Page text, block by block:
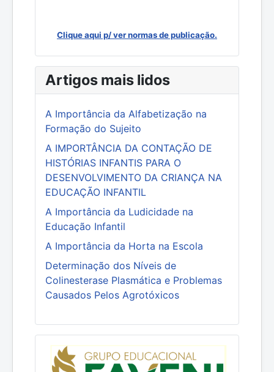
Clique aqui p/ ver normas de publicação.
Artigos mais lidos
A Importância da Alfabetização na
Formação do Sujeito
A IMPORTÂNCIA DA CONTAÇÃO DE
HISTÓRIAS INFANTIS PARA O
DESENVOLVIMENTO DA CRIANÇA NA
EDUCAÇÃO INFANTIL
A Importância da Ludicidade na
Educação Infantil
A Importância da Horta na Escola
Determinação dos Níveis de
Colinesterase Plasmática e Problemas
Causados Pelos Agrotóxicos